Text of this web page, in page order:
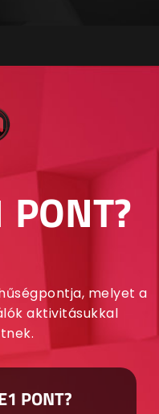
melyet a
aktivitásukkal
PONT?